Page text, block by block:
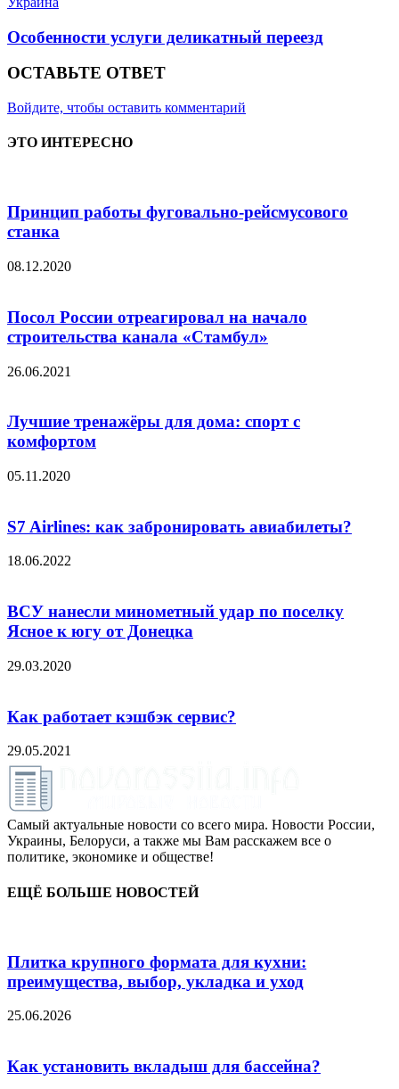
Особенности услуги деликатный переезд
ОСТАВЬТЕ ОТВЕТ
Войдите, чтобы оставить комментарий
ЭТО ИНТЕРЕСНО
Принцип работы фуговально-рейсмусового
станка
08.12.2020
Посол России отреагировал на начало
строительства канала «Стамбул»
26.06.2021
Лучшие тренажёры для дома: спорт с
комфортом
05.11.2020
S7 Airlines: как забронировать авиабилеты?
18.06.2022
ВСУ нанесли минометный удар по поселку
Ясное к югу от Донецка
29.03.2020
Как работает кэшбэк сервис?
29.05.2021
Самый актуальные новости со всего мира. Новости России,
Украины, Белоруси, а также мы Вам расскажем все о
политике, экономике и обществе!
ЕЩЁ БОЛЬШЕ НОВОСТЕЙ
Плитка крупного формата для кухни:
преимущества, выбор, укладка и уход
25.06.2026
Как установить вкладыш для бассейна?